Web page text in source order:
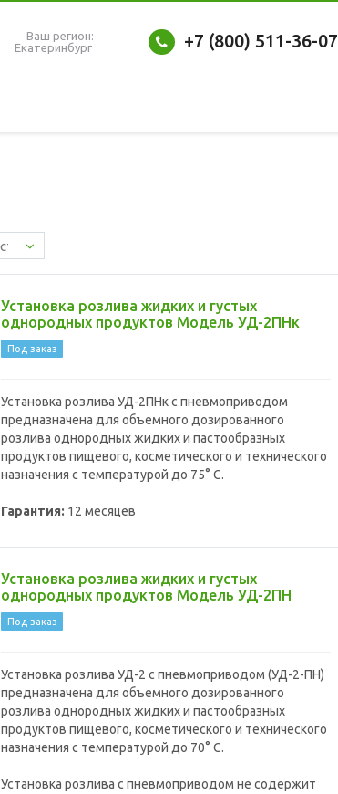
Ваш регион:
Екатеринбург
+7 (800) 511-36-07
Установка розлива жидких и густых
однородных продуктов Модель УД-2ПНк
Под заказ
Установка розлива УД-2ПНк с пневмоприводом
предназначена для объемного дозированного
розлива однородных жидких и пастообразных
продуктов пищевого, косметического и технического
назначения с температурой до 75° С.
Гарантия: 12 месяцев
Установка розлива жидких и густых
однородных продуктов Модель УД-2ПН
Под заказ
Установка розлива УД-2 с пневмоприводом (УД-2-ПН)
предназначена для объемного дозированного
розлива однородных жидких и пастообразных
продуктов пищевого, косметического и технического
назначения с температурой до 70° С.
Установка розлива с пневмоприводом не содержит